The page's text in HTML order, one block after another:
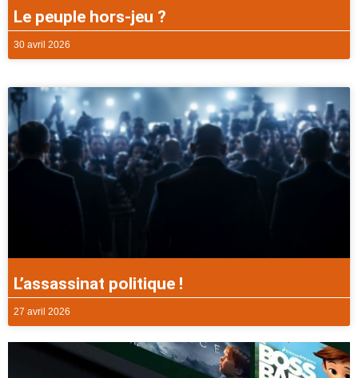
Le peuple hors-jeu ?
30 avril 2026
L’assassinat politique !
27 avril 2026